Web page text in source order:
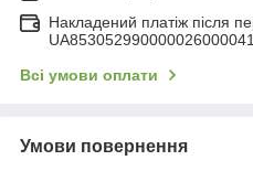
Накладений платіж після
Всі умови оплати
Умови повернення